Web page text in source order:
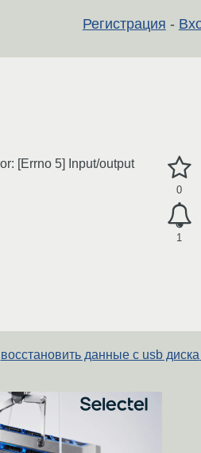
Регистрация -
0
1
[Errno 5] Input/output
восстановить данные с usb диска